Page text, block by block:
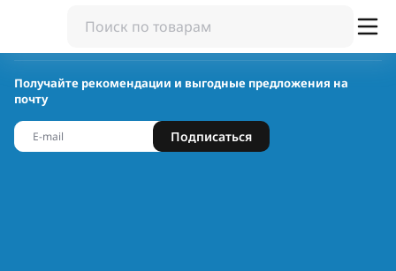
Получайте рекомендации и выгодные предложения на
почту
Подписаться